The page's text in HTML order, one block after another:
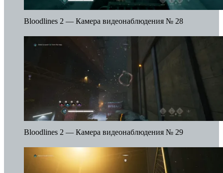
Bloodlines 2 — Камера видеонаблюдения № 28
Bloodlines 2 — Камера видеонаблюдения № 29